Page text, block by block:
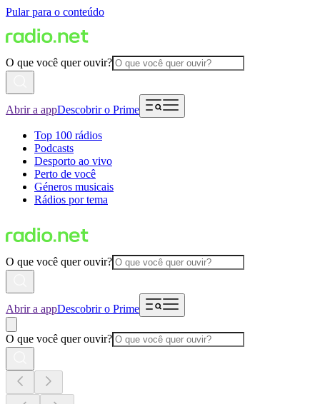
Pular para o conteúdo
O que você quer ouvir?
Abrir a appDescobrir o Prime
Top 100 rádios
Podcasts
Desporto ao vivo
Perto de você
Géneros musicais
Rádios por tema
O que você quer ouvir?
Abrir a appDescobrir o Prime
O que você quer ouvir?